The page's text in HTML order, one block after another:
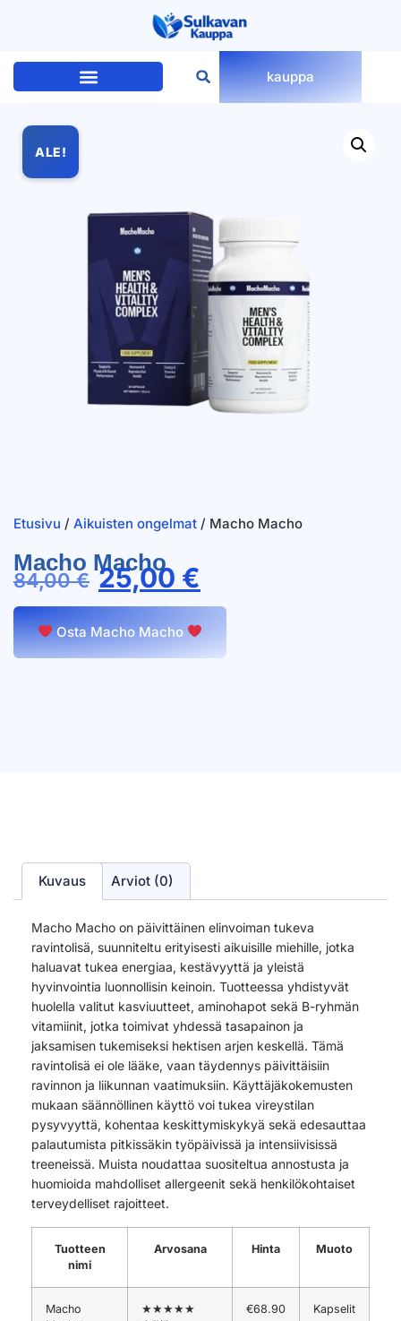
kauppa
ALE!
Etusivu / Aikuisten ongelmat / Macho Macho
Macho Macho
84,00€ 25,00 €
Osta Macho Macho
Kuvaus Arviot (0)
Macho Macho on päivittäinen elinvoiman tukeva
ravintolisä, suunniteltu erityisesti aikuisille miehille, jotka
haluavat tukea energiaa, kestävyyttä ja yleistä
hyvinvointia luonnollisin keinoin. Tuotteessa yhdistyvät
huolella valitut kasviuutteet, aminohapot sekä B-ryhmän
vitamiinit, jotka toimivat yhdessä tasapainon ja
jaksamisen tukemiseksi hektisen arjen keskellä. Tämä
ravintolisä ei ole lääke, vaan täydennys päivittäisiin
ravinnon ja liikunnan vaatimuksiin. Käyttäjäkokemusten
mukaan säännöllinen käyttö voi tukea vireystilan
pysyvyyttä, kohentaa keskittymiskykyä sekä edesauttaa
palautumista pitkissäkin työpäivissä ja intensiivisissä
treeneissä. Muista noudattaa suositeltua annostusta ja
huomioida mahdolliset allergeenit sekä henkilökohtaiset
terveydelliset rajoitteet.
Tuotteen
nimi
Arvosana Hinta Muoto
Macho
★★★★★
€68.90 Kapselit